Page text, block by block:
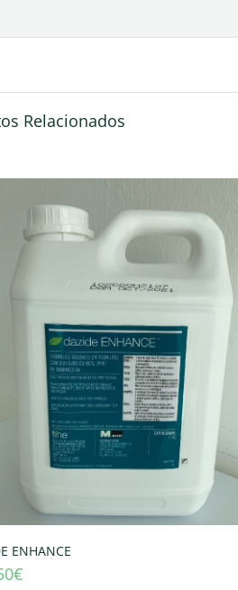
Relacionados
ENHANCE
€